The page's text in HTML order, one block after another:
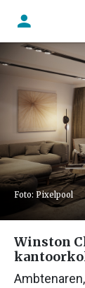
Foto: Pixelpool
Winston